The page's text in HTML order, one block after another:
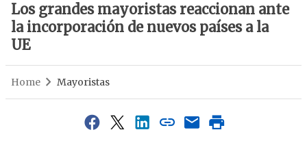
Los grandes mayoristas reaccionan ante
la incorporación de nuevos países a la
UE
Home Mayoristas